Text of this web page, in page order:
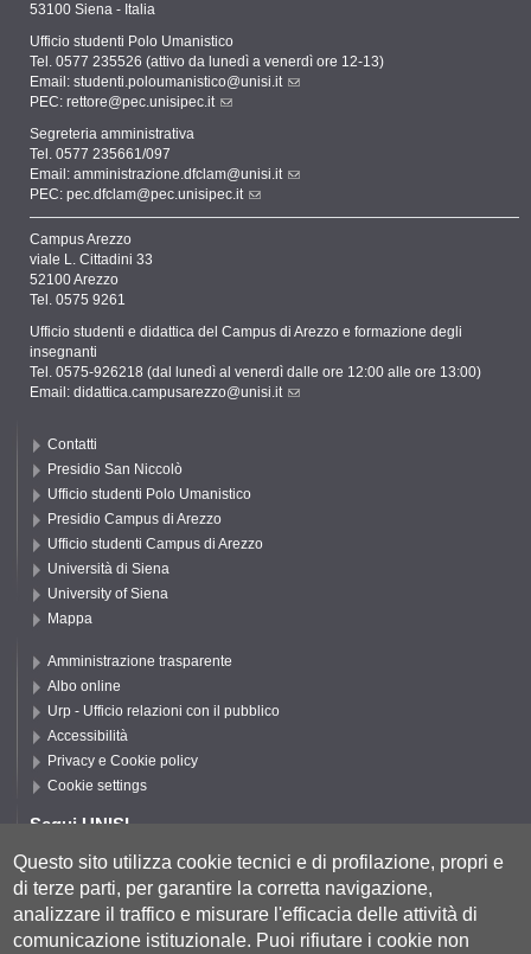
53100 Siena - Italia
Ufficio studenti Polo Umanistico
Tel. 0577 235526 (attivo da lunedì a venerdì ore 12-13)
Email: studenti.poloumanistico@unisi.it
PEC: rettore@pec.unisipec.it
Segreteria amministrativa
Tel. 0577 235661/097
Email: amministrazione.dfclam@unisi.it
PEC: pec.dfclam@pec.unisipec.it
Campus Arezzo
viale L. Cittadini 33
52100 Arezzo
Tel. 0575 9261
Ufficio studenti e didattica del Campus di Arezzo e formazione degli
insegnanti
Tel. 0575-926218 (dal lunedì al venerdì dalle ore 12:00 alle ore 13:00)
Email: didattica.campusarezzo@unisi.it
Contatti
Presidio San Niccolò
Ufficio studenti Polo Umanistico
Presidio Campus di Arezzo
Ufficio studenti Campus di Arezzo
Università di Siena
University of Siena
Mappa
Amministrazione trasparente
Albo online
Urp - Ufficio relazioni con il pubblico
Accessibilità
Privacy e Cookie policy
Cookie settings
Segui UNISI
Segui DFCLAM
Questo sito utilizza cookie tecnici e di profilazione, propri e
di terze parti, per garantire la corretta navigazione,
analizzare il traffico e misurare l'efficacia delle attività di
comunicazione istituzionale. Puoi rifiutare i cookie non